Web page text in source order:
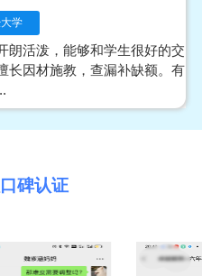
学
朗活泼，能够和学生很好的交
长因材施教，查漏补缺额。有
口碑认证